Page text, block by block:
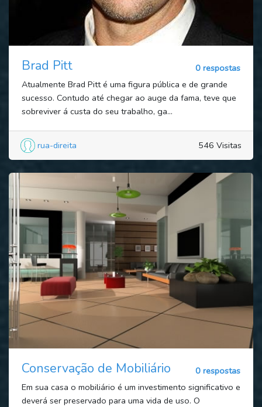
Brad Pitt
0 respostas
Atualmente Brad Pitt é uma figura pública e de grande
sucesso. Contudo até chegar ao auge da fama, teve que
sobreviver á custa do seu trabalho, ga...
rua-direita 546 Visitas
Conservação de Mobiliário
0 respostas
Em sua casa o mobiliário é um investimento significativo e
deverá ser preservado para uma vida de uso. O